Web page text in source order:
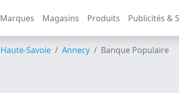
Marques Magasins Produits Publicités &
Haute-Savoie Annecy Banque Populaire